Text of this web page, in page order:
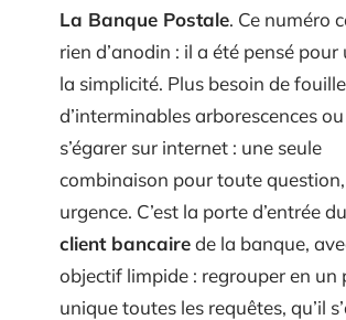
La Banque Postale. Ce numéro
rien d’anodin : il a été pensé pour
la simplicité. Plus besoin de
d’interminables arborescences
s’égarer sur internet : une seule
combinaison pour toute
urgence. C’est la porte d’entrée du
client bancairede la banque,
objectif limpide : regrouper en un
unique toutes les requêtes, qu’il